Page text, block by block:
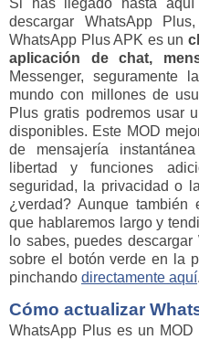
Si has llegado hasta aquí
descargar WhatsApp
WhatsApp Plus APK es un
aplicación de chat,
Messenger, seguramente
mundo con millones de
Plus gratis podremos usar
disponibles. Este MOD
de mensajería
libertad y funciones
seguridad, la privacidad o
¿verdad? Aunque
que hablaremos largo y
lo sabes, puedes
sobre el botón verde en la
pinchando directamente aquí.
Cómo actualizar
WhatsApp Plus es un